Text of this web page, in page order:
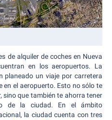
de alquiler de coches en Nueva
en los aeropuertos. La
planeado un viaje por carretera
en el aeropuerto. Esto no sólo te
sino que también te ahorra tener
de la ciudad. En el ámbito
la ciudad cuenta con tres